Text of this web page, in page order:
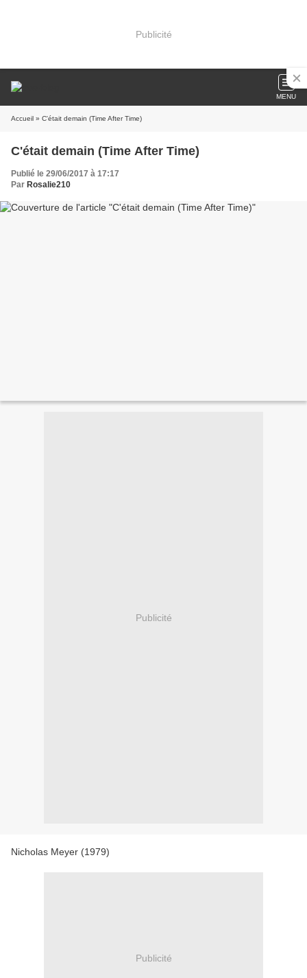
Publicité
MENU
Accueil » C'était demain (Time After Time)
C'était demain (Time After Time)
Publié le 29/06/2017 à 17:17
Par Rosalie210
Publicité
Nicholas Meyer (1979)
Publicité